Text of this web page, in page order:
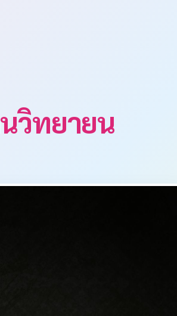
วิทยายน